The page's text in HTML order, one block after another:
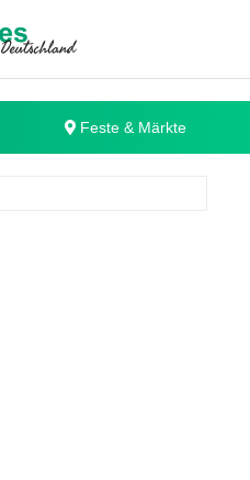
Feste & Märkte